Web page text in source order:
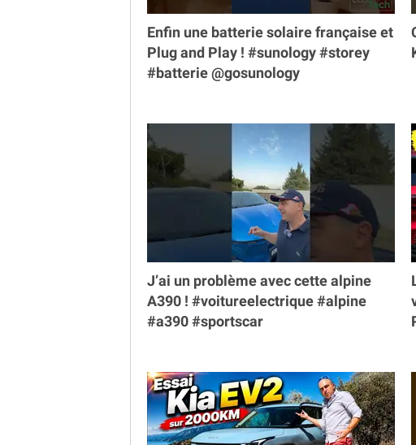
Enfin une batterie solaire française et
Plug and Play ! #sunology #storey
#batterie @gosunology
J’ai un problème avec cette alpine
A390 ! #voitureelectrique #alpine
#a390 #sportscar